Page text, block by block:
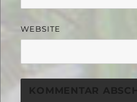
WEBSITE